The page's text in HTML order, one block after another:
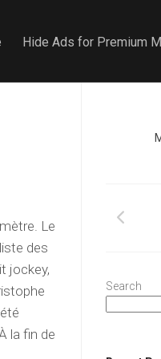
Hide Ads for Premium
Le
des
jockey,
la fin de
Search